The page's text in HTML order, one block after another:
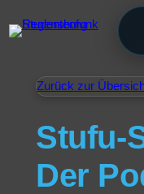
Zurück zur
Stufu-
Der